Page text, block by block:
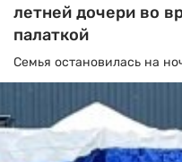
летней дочери во
палаткой
Семья остановилась на